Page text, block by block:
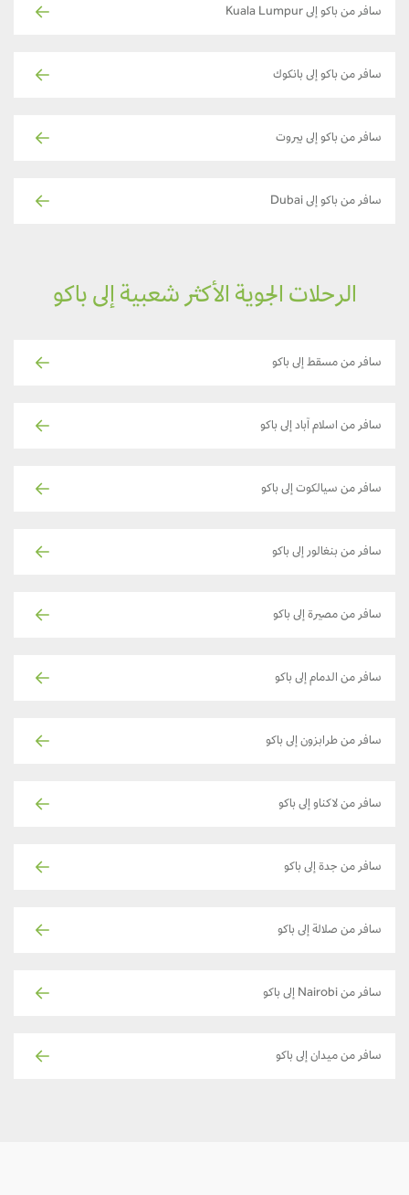
سافر من باكو إلى Kuala Lumpur
سافر من باكو إلى بانكوك
سافر من باكو إلى بيروت
سافر من باكو إلى Dubai
الرحلات الجوية الأكثر شعبية إلى باكو
سافر من مسقط إلى باكو
سافر من اسلام آباد إلى باكو
سافر من سيالكوت إلى باكو
سافر من بنغالور إلى باكو
سافر من مصيرة إلى باكو
سافر من الدمام إلى باكو
سافر من طرابزون إلى باكو
سافر من لاكناو إلى باكو
سافر من جدة إلى باكو
سافر من صلالة إلى باكو
سافر من Nairobi إلى باكو
سافر من ميدان إلى باكو